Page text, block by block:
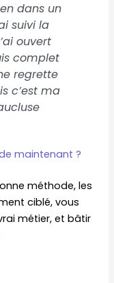
dans un
suivi la
ouvert
complet
regrette
c’est ma
maintenant ?
méthode, les
ciblé, vous
métier, et bâtir